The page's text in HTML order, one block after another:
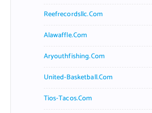
Reefrecordsllc.com
Alawaffle.com
Aryouthfishing.com
United-Basketball.com
Tios-Tacos.com